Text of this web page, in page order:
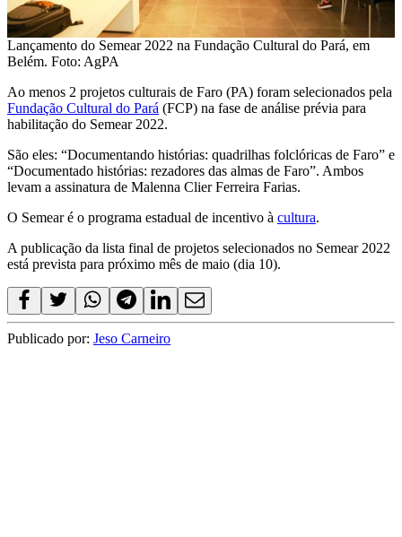
Lançamento do Semear 2022 na Fundação Cultural do Pará, em
Belém. Foto: AgPA
Ao menos 2 projetos culturais de Faro (PA) foram selecionados pela
Fundação Cultural do Pará (FCP) na fase de análise prévia para
habilitação do Semear 2022.
São eles: “Documentando histórias: quadrilhas folclóricas de Faro” e
“Documentado histórias: rezadores das almas de Faro”. Ambos
levam a assinatura de Malenna Clier Ferreira Farias.
O Semear é o programa estadual de incentivo à cultura.
A publicação da lista final de projetos selecionados no Semear 2022
está prevista para próximo mês de maio (dia 10).
Publicado por: Jeso Carneiro